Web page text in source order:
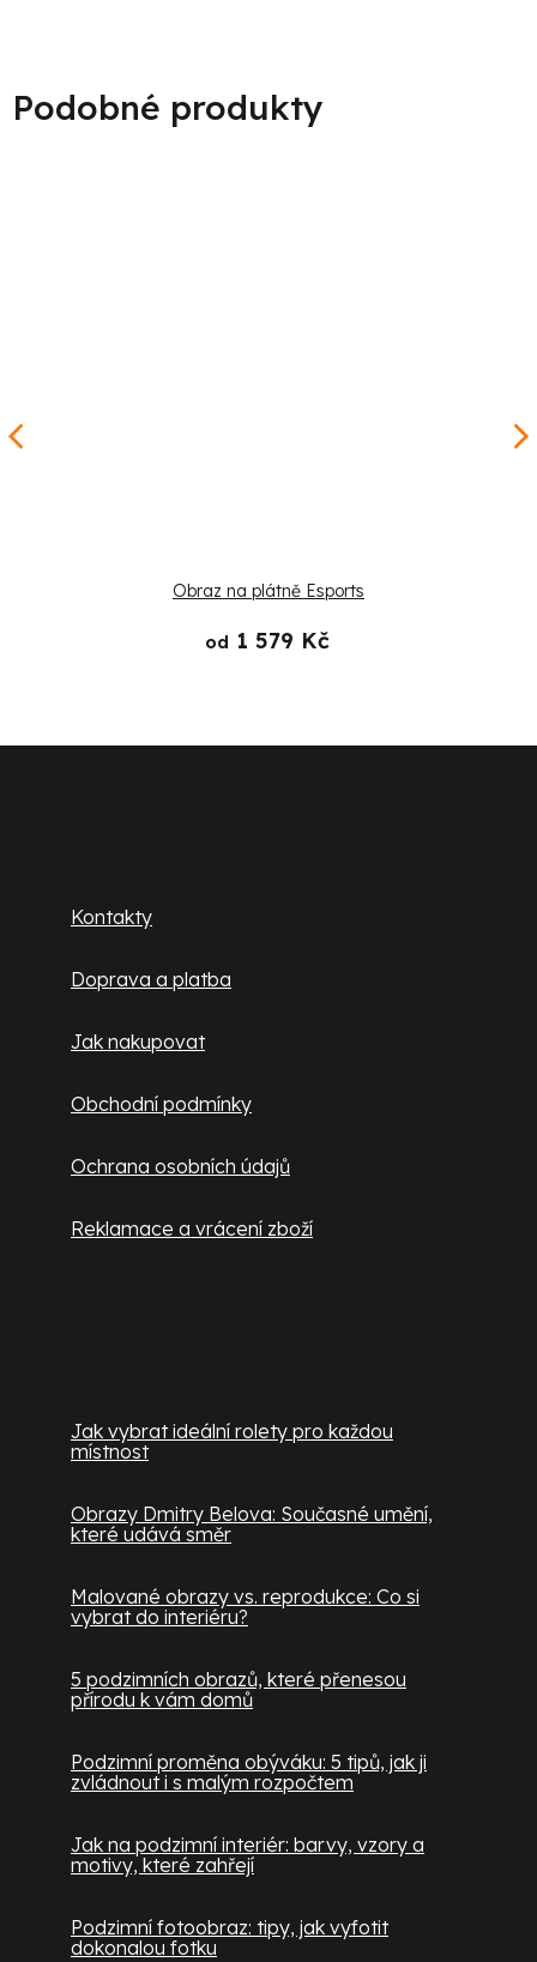
Obraz na plátně Esports
od 1 579 Kč
Kontakty
Doprava a platba
Jak nakupovat
Obchodní podmínky
Ochrana osobních údajů
Reklamace a vrácení zboží
Jak vybrat ideální rolety pro každou
místnost
Obrazy Dmitry Belova: Současné umění,
které udává směr
Malované obrazy vs. reprodukce: Co si
vybrat do interiéru?
5 podzimních obrazů, které přenesou
přírodu k vám domů
Podzimní proměna obýváku: 5 tipů, jak ji
zvládnout i s malým rozpočtem
Jak na podzimní interiér: barvy, vzory a
motivy, které zahřejí
Podzimní fotoobraz: tipy, jak vyfotit
dokonalou fotku